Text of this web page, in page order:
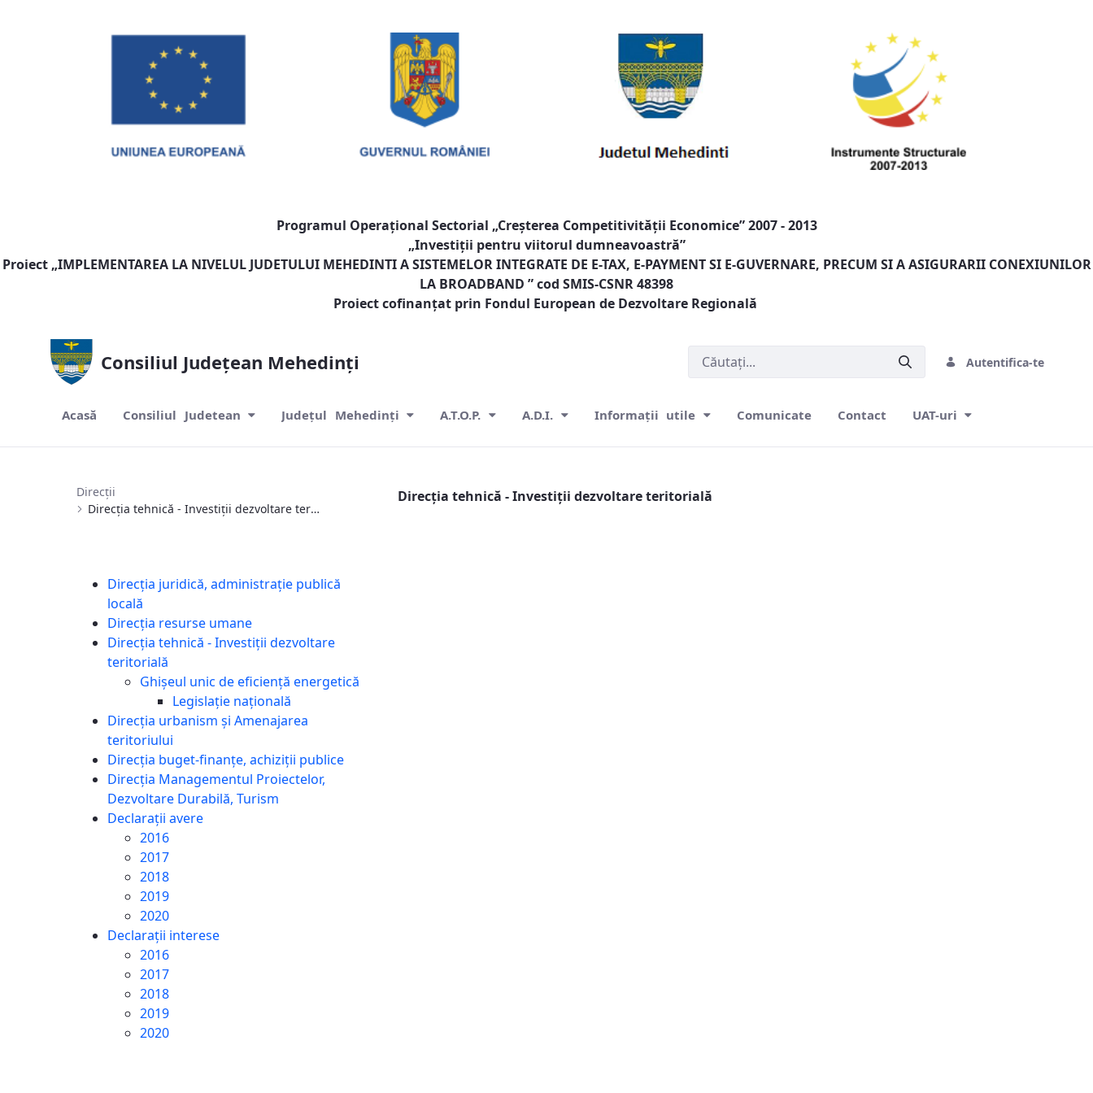
Programul Operaţional Sectorial „Creşterea Competitivităţii Economice” 2007 - 2013
„Investiţii pentru viitorul dumneavoastră”
Proiect „IMPLEMENTAREA LA NIVELUL JUDETULUI MEHEDINTI A SISTEMELOR INTEGRATE DE E-TAX, E-PAYMENT SI E-GUVERNARE, PRECUM SI A ASIGURARII CONEXIUNILOR
LA BROADBAND ” cod SMIS-CSNR 48398
Proiect cofinanţat prin Fondul European de Dezvoltare Regională
Consiliul Județean Mehedinți Autentifica-te
Acasă Consiliul Judetean Județul Mehedinți A.T.O.P. A.D.I. Informații utile Comunicate Contact UAT-uri
Direcții
Direcția tehnică - Investiții dezvoltare teritorială
Direcția juridică, administrație publică
locală
Direcția resurse umane
Direcția tehnică - Investiții dezvoltare
teritorială
Ghișeul unic de eficiență energetică
Legislaţie națională
Direcția urbanism și Amenajarea
teritoriului
Direcția buget-finanțe, achiziții publice
Direcția Managementul Proiectelor,
Dezvoltare Durabilă, Turism
Declarații avere
2016
2017
2018
2019
2020
Declarații interese
2016
2017
2018
2019
2020
Direcția tehnică - Investiții dezvoltare teritorială